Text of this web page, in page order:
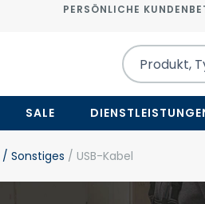
PERSÖNLICHE
SALE
/ Sonstiges / USB-Kabel